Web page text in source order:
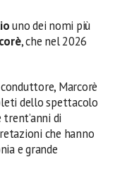
uno dei nomi più
, che nel 2026
Marcorè
dello spettacolo
di
che hanno
e grande